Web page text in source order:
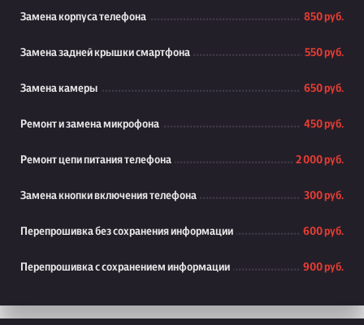
Замена корпуса телефона 850 руб.
Замена задней крышки смартфона 550 руб.
Замена камеры 650 руб.
Ремонт и замена микрофона 450 руб.
Ремонт цепи питания телефона 2 000 руб.
Замена кнопки включения телефона 300 руб.
Перепрошивка без сохранения информации 600 руб.
Перепрошивка с сохранением информации 900 руб.